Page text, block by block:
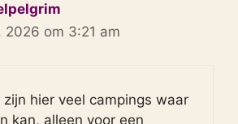
2026 om 3:21 am
hier veel campings waar
kan, alleen voor een